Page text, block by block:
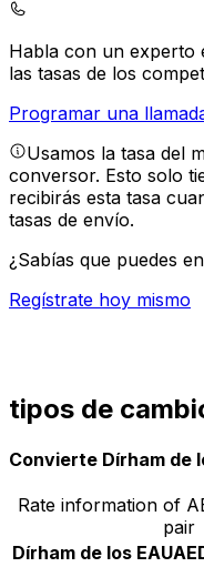
Habla con un experto
las tasas de los
Programar una
Usamos la tasa del
conversor. Esto solo
recibirás esta tasa
tasas de envío.
¿Sabías que puedes
Regístrate hoy mismo
tipos de
Convierte Dírham de
Rate information of
pair
Dírham de los EAU